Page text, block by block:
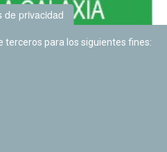
de privacidad
terceros para los siguientes fines: